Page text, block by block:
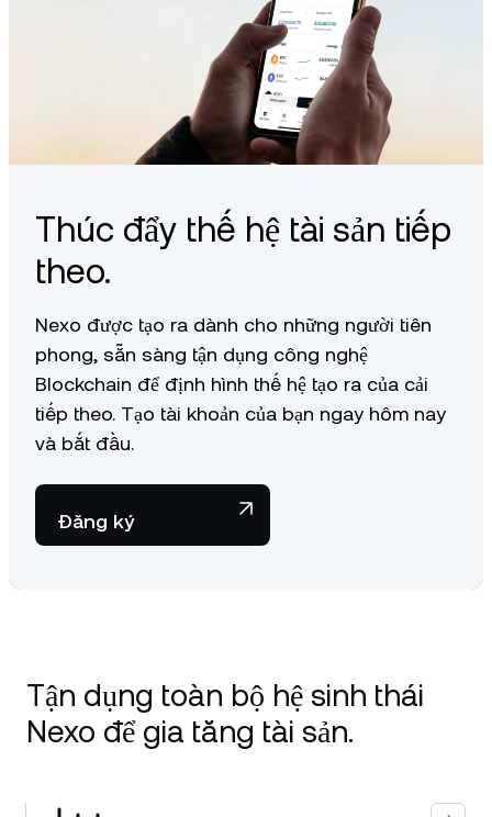
Thúc đẩy thế hệ tài sản tiếp
theo.
Nexo được tạo ra dành cho những người tiên
phong, sẵn sàng tận dụng công nghệ
Blockchain để định hình thế hệ tạo ra của cải
tiếp theo. Tạo tài khoản của bạn ngay hôm nay
và bắt đầu.
Đăng ký
Tận dụng toàn bộ hệ sinh thái
Nexo để gia tăng tài sản.